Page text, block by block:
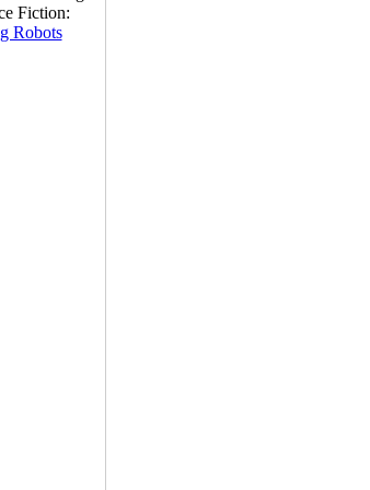
Fiction:
Robots